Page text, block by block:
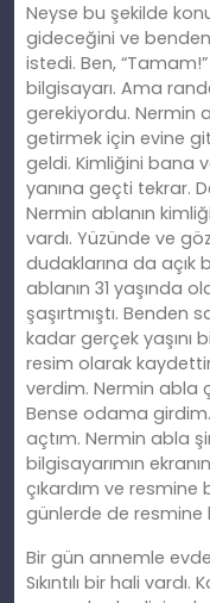
Neyse bu şekilde
gideceğini ve
istedi. Ben,
bilgisayarı. Ama
gerekiyordu. Nermin
getirmek için evine
geldi. Kimliğini bana
yanına geçti tekrar.
Nermin ablanın
vardı. Yüzünde ve
dudaklarına da açık
ablanın 31 yaşında
şaşırtmıştı. Benden
kadar gerçek yaşını
resim olarak
verdim. Nermin abla
Bense odama
açtım. Nermin abla
bilgisayarımın
çıkardım ve resmine
günlerde de resmine
Bir gün annemle
Sıkıntılı bir hali vardı.